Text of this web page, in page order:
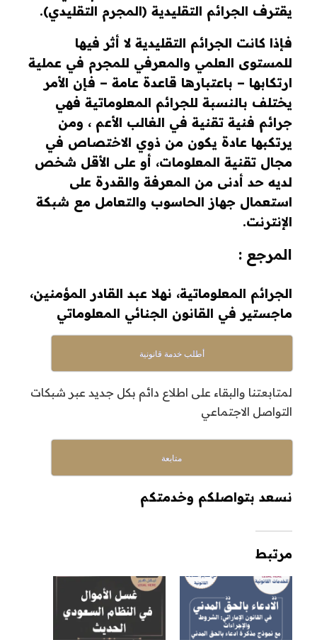
يقترف الجرائم التقليدية (المجرم التقليدي).
فإذا كانت الجرائم التقليدية لا أثر فيها
للمستوى العلمي والمعرفي للمجرم في عملية
ارتكابها – باعتبارها قاعدة عامة – فإن الأمر
يختلف بالنسبة للجرائم المعلوماتية فهي
جرائم فنية تقنية في الغالب الأعم ، ومن
يرتكبها عادة يكون من ذوي الاختصاص في
مجال تقنية المعلومات، أو على الأقل شخص
لديه حد أدنى من المعرفة والقدرة على
استعمال جهاز الحاسوب والتعامل مع شبكة
الإنترنت.
المرجع :
الجرائم المعلوماتية، نهلا عبد القادر المؤمنين،
ماجستير في القانون الجنائي المعلوماتي
أطلب خدمة قانونية
لمتابعتنا والبقاء على اطلاع دائم بكل جديد عبر شبكات
التواصل الاجتماعي
متابعة
نسعد بتواصلكم وخدمتكم
مرتبط